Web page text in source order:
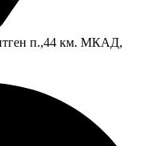
п.,44 км. МКАД,